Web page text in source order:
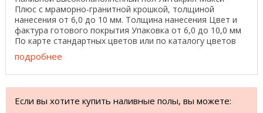
Плюс с мраморно-гранитной крошкой, толщиной
нанесения от 6,0 до 10 мм. Толщина нанесения Цвет и
фактура готового покрытия Упаковка от 6,0 до 10,0 мм
По карте стандартных цветов или по каталогу цветов
подробнее
Если вы хотите купить наливные полы, вы можете: